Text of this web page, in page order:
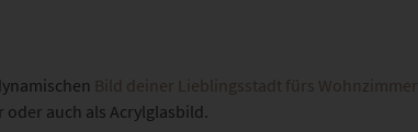
Bild deiner Lieblingsstadt fürs Wohnzimmer
auch als Acrylglasbild.